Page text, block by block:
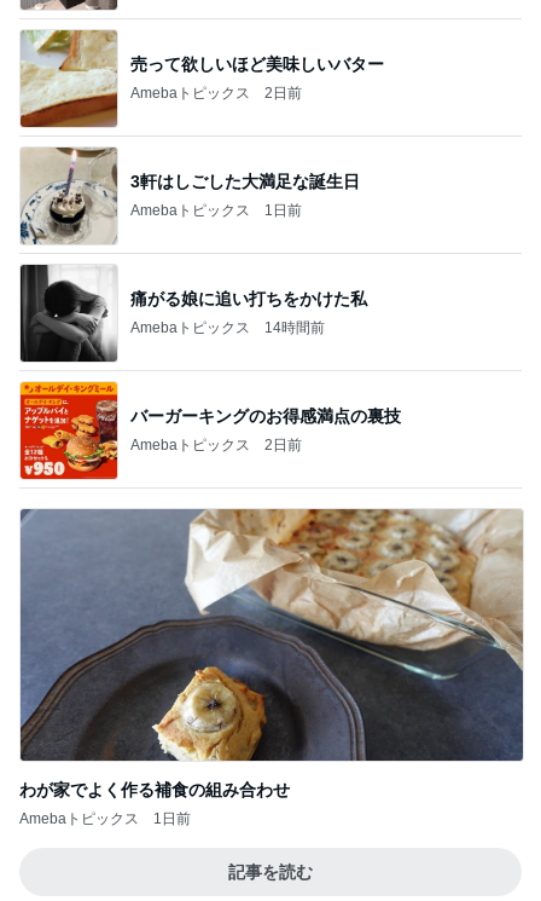
売って欲しいほど美味しいバター
Amebaトピックス 2日前
3軒はしごした大満足な誕生日
Amebaトピックス 1日前
痛がる娘に追い打ちをかけた私
Amebaトピックス 14時間前
バーガーキングのお得感満点の裏技
Amebaトピックス 2日前
わが家でよく作る補食の組み合わせ
Amebaトピックス 1日前
記事を読む